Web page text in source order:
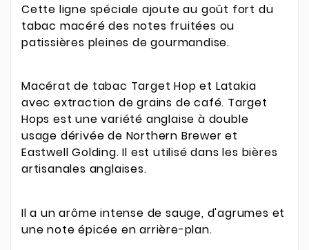
Cette ligne spéciale ajoute au goût fort du
tabac macéré des notes fruitées ou
patissières pleines de gourmandise.
Macérat de tabac Target Hop et Latakia
avec extraction de grains de café. Target
Hops est une variété anglaise à double
usage dérivée de Northern Brewer et
Eastwell Golding. Il est utilisé dans les bières
artisanales anglaises.
Il a un arôme intense de sauge, d'agrumes et
une note épicée en arrière-plan.